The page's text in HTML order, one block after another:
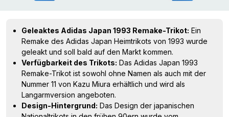
Geleaktes Adidas Japan 1993 Remake-Trikot: Ein
Remake des Adidas Japan Heimtrikots von 1993 wurde
geleakt und soll bald auf den Markt kommen.
Verfügbarkeit des Trikots: Das Adidas Japan 1993
Remake-Trikot ist sowohl ohne Namen als auch mit der
Nummer 11 von Kazu Miura erhältlich und wird als
Langarmversion angeboten.
Design-Hintergrund: Das Design der japanischen